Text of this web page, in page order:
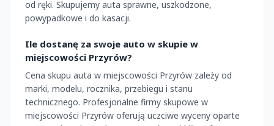
od ręki. Skupujemy auta sprawne, uszkodzone,
powypadkowe i do kasacji.
Ile dostanę za swoje auto w skupie w
miejscowości Przyrów?
Cena skupu auta w miejscowości Przyrów zależy od
marki, modelu, rocznika, przebiegu i stanu
technicznego. Profesjonalne firmy skupowe w
miejscowości Przyrów oferują uczciwe wyceny oparte